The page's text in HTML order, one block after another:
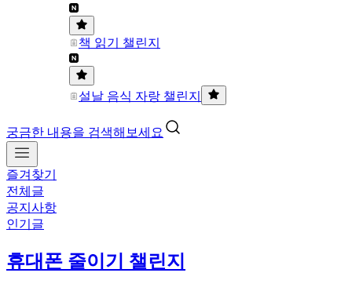
책 읽기 챌린지
설날 음식 자랑 챌린지
궁금한 내용을 검색해보세요
즐겨찾기
전체글
공지사항
인기글
휴대폰 줄이기 챌린지